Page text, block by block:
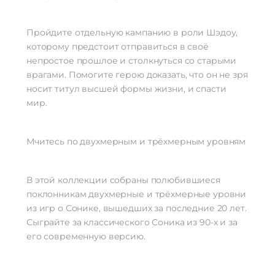
Пройдите отдельную кампанию в роли Шэдоу,
которому предстоит отправиться в своё
непростое прошлое и столкнуться со старыми
врагами. Помогите герою доказать, что он не зря
носит титул высшей формы жизни, и спасти
мир.
Мчитесь по двухмерным и трёхмерным уровням
В этой коллекции собраны полюбившиеся
поклонникам двухмерные и трёхмерные уровни
из игр о Сонике, вышедших за последние 20 лет.
Сыграйте за классического Соника из 90-х и за
его современную версию.